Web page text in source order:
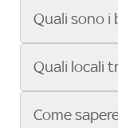
Quali sono i
Se cerchi un
ENILIVE, la
Sky Bar ti
Quali locali
Vuoi sapere
Come